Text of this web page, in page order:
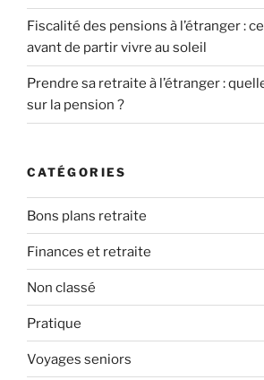
Fiscalité des pensions à l’étranger :
avant de partir vivre au soleil
Prendre sa retraite à l’étranger :
sur la pension ?
CATÉGORIES
Bons plans retraite
Finances et retraite
Non classé
Pratique
Voyages seniors